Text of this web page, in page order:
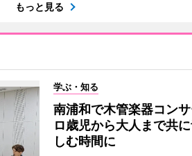
もっと見る
学ぶ・知る
南浦和で木管楽器コン
ロ歳児から大人まで共
しむ時間に